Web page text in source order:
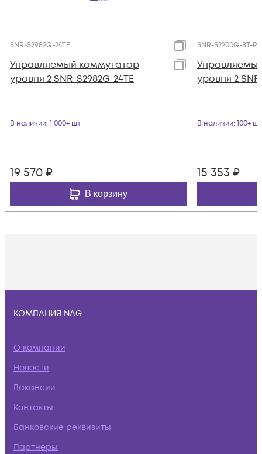
SNR-S2982G-24TE
Управляемый коммутатор
уровня 2 SNR-S2982G-24TE
В наличии: 1 000+ шт
19 570 ₽
В корзину
SNR-S2200G-8T-
уровня 2
В наличии: 100+ шт
15 353 ₽
КОМПАНИЯ NAG
О компании
Новости
Вакансии
Контакты
Банковские реквизиты
Партнеры